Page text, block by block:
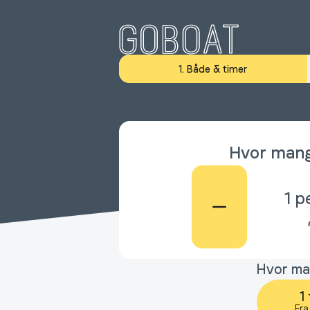
1. Både & timer
Hvor
1
Hvor
1
Fra